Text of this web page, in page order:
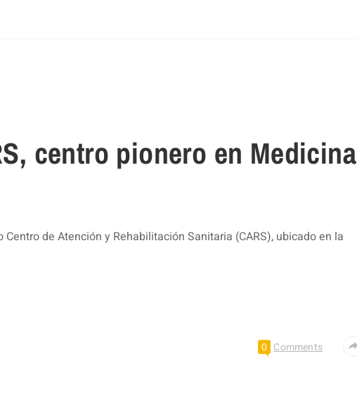
centro pionero en Medicina
de Atención y Rehabilitación Sanitaria (CARS), ubicado en la
0 Comments